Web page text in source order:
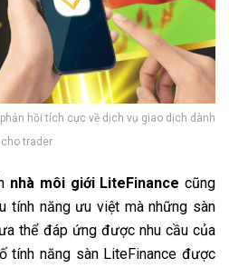
hồi tích cực về dịch vụ giao dịch dành
cho trader
nhà môi giới LiteFinance cũng
tính năng ưu việt mà những sàn
thể đáp ứng được nhu cầu của
tính năng sàn LiteFinance được